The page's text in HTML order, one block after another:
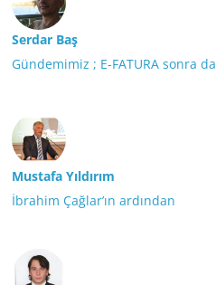
Serdar Baş
Gündemimiz ; E-FATURA sonra da
Mustafa Yıldırım
İbrahim Çağlar’ın ardından